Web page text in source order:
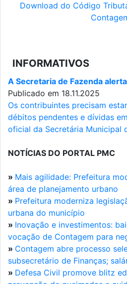
Download do Código
INFORMATIVOS
A Secretaria de Fazenda
Publicado em 18.11.2025
Os contribuintes precisam
débitos pendentes e dívidas
oficial da Secretária Municipal
NOTÍCIAS DO PORTAL PMC
» Mais agilidade: Prefeitura
área de planejamento urbano
» Prefeitura moderniza
urbana do município
» Inovação e investimentos:
vocação de Contagem para
» Contagem abre processo
subsecretário de Finanças;
» Defesa Civil promove blitz